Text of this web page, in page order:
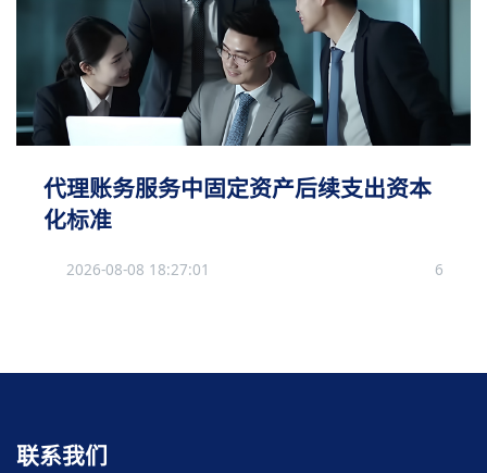
代理账务服务中固定资产后续支出资本
化标准
2026-08-08 18:27:01 6
联系我们